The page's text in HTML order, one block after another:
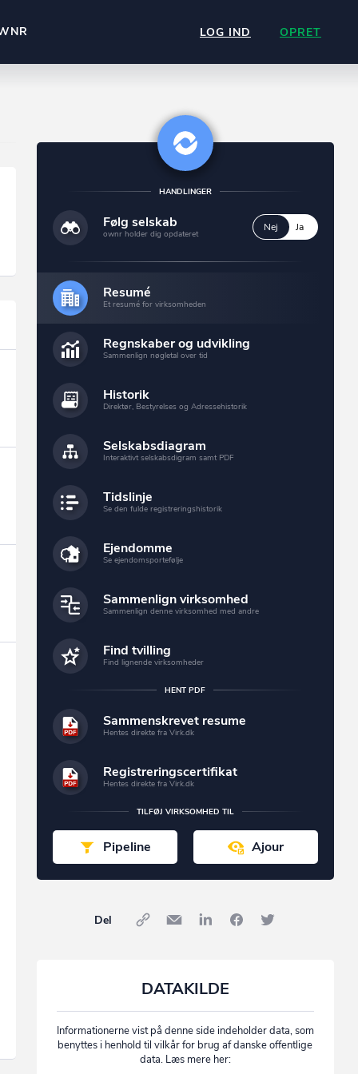
LOG IND OPRET
HANDLINGER
Følg selskab
ownr holder dig opdateret
Nej Ja
Resumé
Et resumé for virksomheden
Regnskaber og udvikling
Sammenlign nøgletal over tid
Historik
Direktør, Bestyrelses og Adressehistorik
Selskabsdiagram
Interaktivt selskabsdigram samt PDF
Tidslinje
Se den fulde registreringshistorik
Ejendomme
Se ejendomsportefølje
Sammenlign virksomhed
Sammenlign denne virksomhed med andre
Find tvilling
Find lignende virksomheder
HENT PDF
Sammenskrevet resume
Hentes direkte fra Virk.dk
Registreringscertifikat
Hentes direkte fra Virk.dk
TILFØJ VIRKSOMHED TIL
Pipeline Ajour
Del
DATAKILDE
Informationerne vist på denne side indeholder data, som
benyttes i henhold til vilkår for brug af danske offentlige
data. Læs mere her: